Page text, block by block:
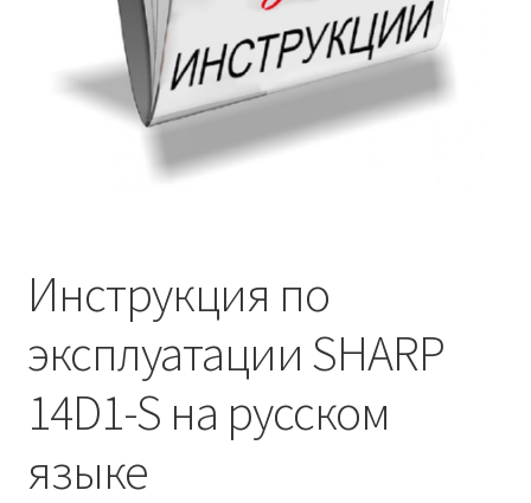
Инструкция по
эксплуатации SHARP
14D1-S на русском
языке